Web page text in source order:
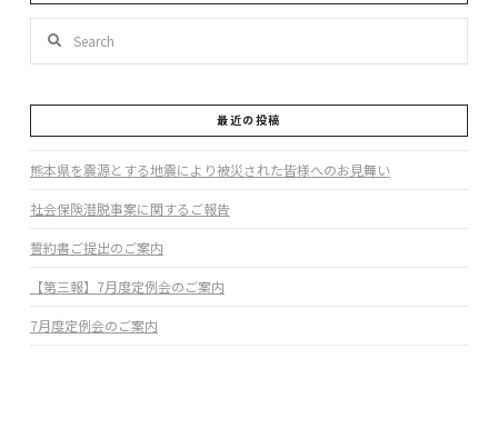
最近の投稿
熊本県を震源とする地震により被災された皆様へのお見舞い
社会保険潜脱事案に関するご報告
誓約書ご提出のご案内
【第三報】7月度定例会のご案内
7月度定例会のご案内